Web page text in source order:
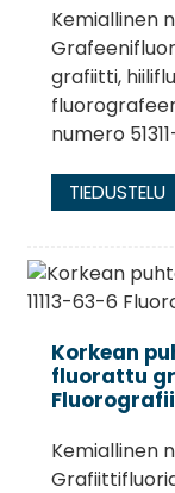
Kemiallinen
grafiitti,
numero
TIEDUSTELU
Korkean
fluorattu
Kemiallinen